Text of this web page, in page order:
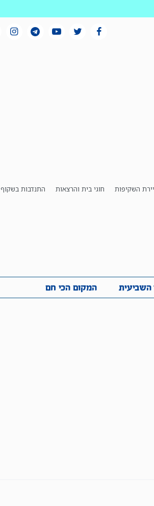
השקיפות חוגי בית והרצאות התנדבות בשקוף
השביעית המקום הכי חם
המקום הכי חם